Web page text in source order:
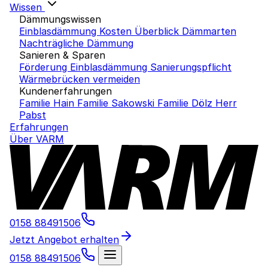
Wissen
Dämmungswissen
Einblasdämmung Kosten Überblick Dämmarten
Nachträgliche Dämmung
Sanieren & Sparen
Förderung Einblasdämmung Sanierungspflicht
Wärmebrücken vermeiden
Kundenerfahrungen
Familie Hain Familie Sakowski Familie Dölz Herr
Pabst
Erfahrungen
Über VARM
0158 88491506
Jetzt Angebot erhalten
0158 88491506